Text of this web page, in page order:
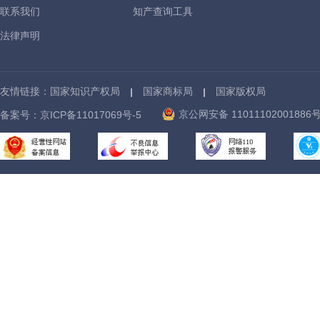
联系我们
法律声明
知产查询工具
友情链接： 国家知识产权局 国家商标局 国家版权局
备案号： 京ICP备11017069号-5 京公网安备 11011102001886